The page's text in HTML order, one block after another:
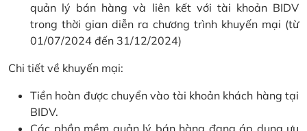
quản lý bán hàng và liên kết với tài khoản BIDV
trong thời gian diễn ra chương trình khuyến mại (từ
01/07/2024 đến 31/12/2024)
Chi tiết về khuyến mại:
Tiền hoàn được chuyển vào tài khoản khách hàng tại
BIDV.
Các phần mềm quản lý bán hàng đang áp dụng ưu